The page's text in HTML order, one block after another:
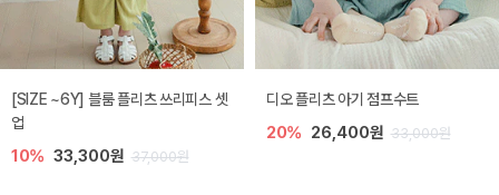
[SIZE ~6Y] 블룸 플리츠 쓰리피스 셋
업
10% 33,300원 37,000원
디오 플리츠 아기 점프수트
20% 26,400원 33,000원